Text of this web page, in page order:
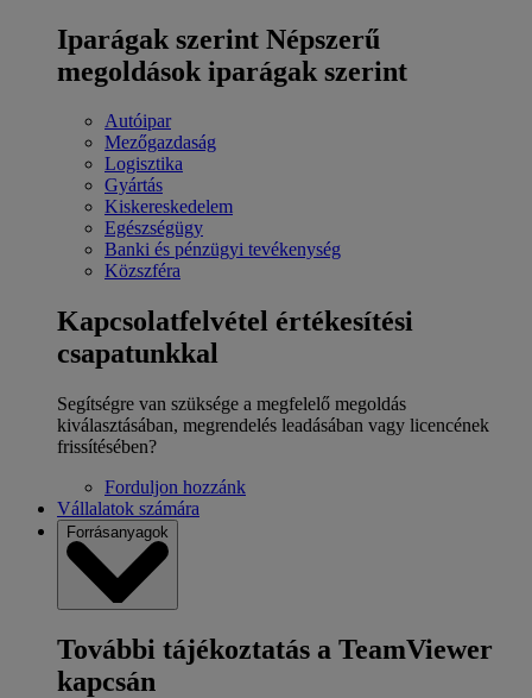
Iparágak szerint Népszerű
megoldások iparágak szerint
Autóipar
Mezőgazdaság
Logisztika
Gyártás
Kiskereskedelem
Egészségügy
Banki és pénzügyi tevékenység
Közszféra
Kapcsolatfelvétel értékesítési
csapatunkkal
Segítségre van szüksége a megfelelő megoldás
kiválasztásában, megrendelés leadásában vagy licencének
frissítésében?
Forduljon hozzánk
Vállalatok számára
Forrásanyagok
További tájékoztatás a TeamViewer
kapcsán